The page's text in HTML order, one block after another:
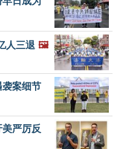
人三退 🖼️
袭案细节
严厉反